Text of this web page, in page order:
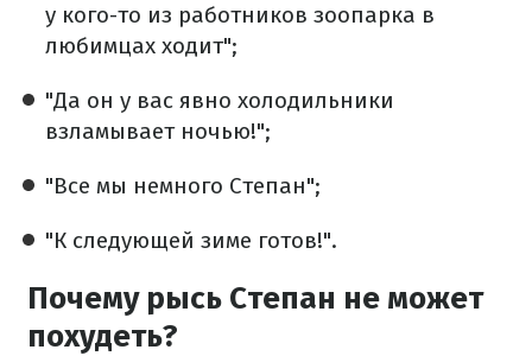
у кого-то из работников зоопарка в
любимцах ходит";
"Да он у вас явно холодильники
взламывает ночью!";
"Все мы немного Степан";
"К следующей зиме готов!".
Почему рысь Степан не может
похудеть?